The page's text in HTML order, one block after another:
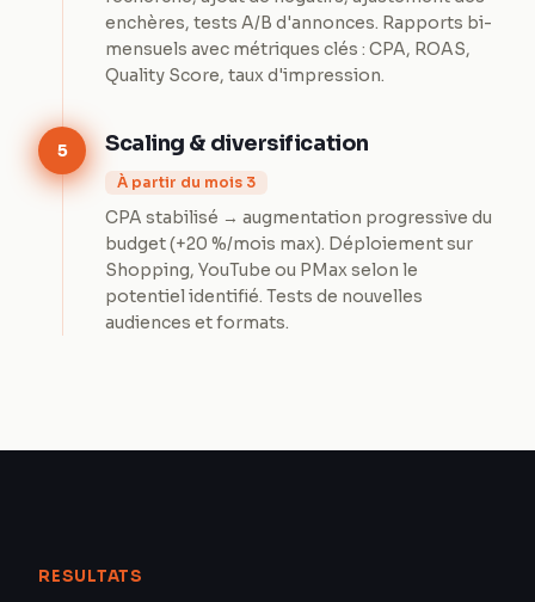
enchères, tests A/B d'annonces. Rapports bi-
mensuels avec métriques clés : CPA, ROAS,
Quality Score, taux d'impression.
5 Scaling & diversification
À partir du mois 3
CPA stabilisé → augmentation progressive du
budget (+20 %/mois max). Déploiement sur
Shopping, YouTube ou PMax selon le
potentiel identifié. Tests de nouvelles
audiences et formats.
RESULTATS